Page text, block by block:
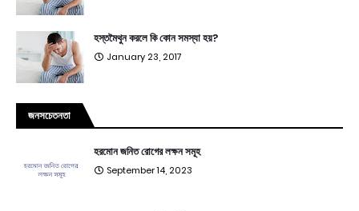
হস্তমৈথুন করলে কি কোন সমস্যা হয়?
January 23, 2017
জনসচেতনতা
হরমোন জনিত রোগের লক্ষন সমূহ
September 14, 2023